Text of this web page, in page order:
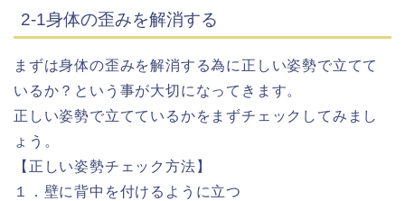
2-1身体の歪みを解消する
まずは身体の歪みを解消する為に正しい姿勢で立てて
いるか？という事が大切になってきます。
正しい姿勢で立てているかをまずチェックしてみまし
ょう。
【正しい姿勢チェック方法】
１．壁に背中を付けるように立つ